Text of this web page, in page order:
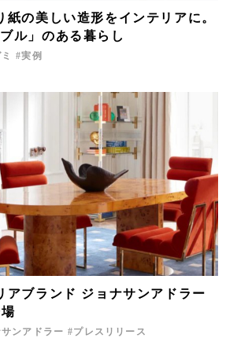
り
紙の美しい造形をインテリアに。
ル」のある暮らし
実例
アブランド ジョナサンアドラー
ンアドラー プレスリリース